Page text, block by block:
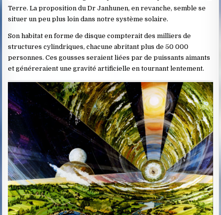
Terre. La proposition du Dr Janhunen, en revanche, semble se
situer un peu plus loin dans notre système solaire.
Son habitat en forme de disque compterait des milliers de
structures cylindriques, chacune abritant plus de 50 000
personnes. Ces gousses seraient liées par de puissants aimants
et généreraient une gravité artificielle en tournant lentement.